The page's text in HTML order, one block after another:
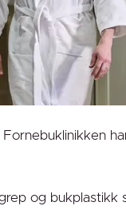
og bukplastikk